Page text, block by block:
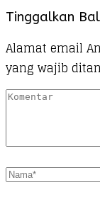
Tinggalkan
Alamat email
yang wajib